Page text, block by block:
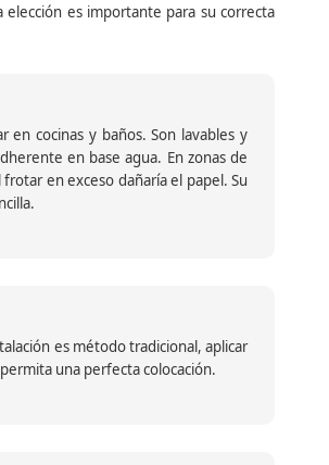
es importante para su correcta
cocinas y baños. Son lavables y
en base agua. En zonas de
en exceso dañaría el papel. Su
es método tradicional, aplicar
una perfecta colocación.